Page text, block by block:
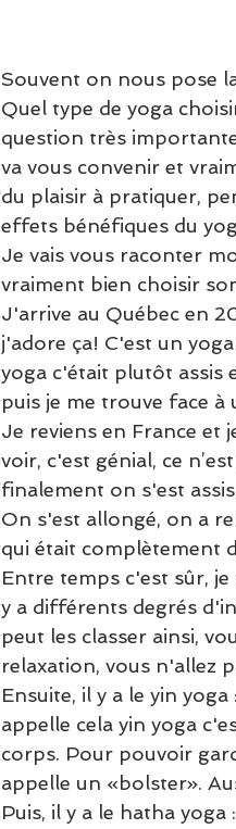
Souvent on nous pose
Quel type de yoga
question très
va vous convenir et
du plaisir à pratiquer,
effets bénéfiques du
Je vais vous raconter
vraiment bien choisir
J'arrive au Québec en
j'adore ça! C'est un
yoga c'était plutôt assis
puis je me trouve face à
Je reviens en France et
voir, c'est génial, ce
finalement on s'est
On s'est allongé, on a
qui était complètement
Entre temps c'est sûr,
y a différents degrés
peut les classer ainsi,
relaxation, vous n'allez
Ensuite, il y a le yin
appelle cela yin yoga
corps. Pour pouvoir
appelle un «bolster».
Puis, il y a le hatha